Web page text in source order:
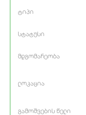
ტიპი
სტატუსი
მდგომარეობა
ლოკაცია
გამოშვების წელი